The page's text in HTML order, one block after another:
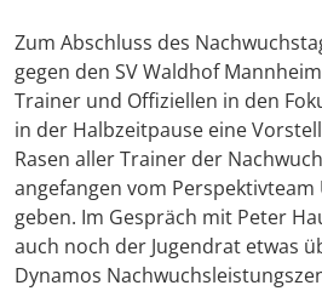
Zum Abschluss des
gegen den SV Waldhof
Trainer und Offiziellen in den
in der Halbzeitpause eine
Rasen aller Trainer der
angefangen vom Perspektivteam
geben. Im Gespräch mit Peter
auch noch der Jugendrat etwas
Dynamos